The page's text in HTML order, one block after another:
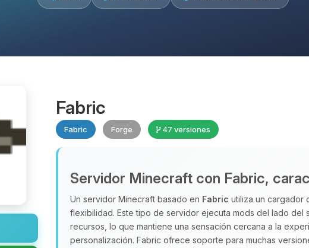
Fabric
Fabric Forge 47 versiones
Servidor Minecraft con Fabric,
Un servidor Minecraft basado en Fabric utiliza un cargador
flexibilidad. Este tipo de servidor ejecuta mods del lado
recursos, lo que mantiene una sensación cercana a la
personalización. Fabric ofrece soporte para muchas